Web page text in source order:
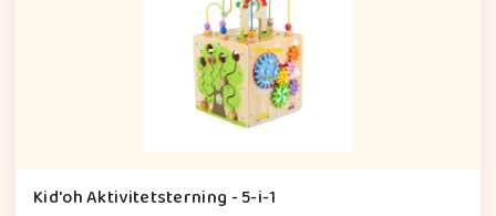
Kid'oh Aktivitetsterning - 5-i-1